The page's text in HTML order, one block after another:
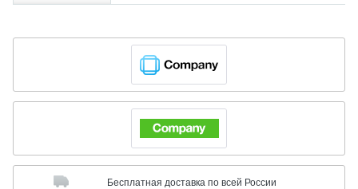
Бесплатная доставка по всей России